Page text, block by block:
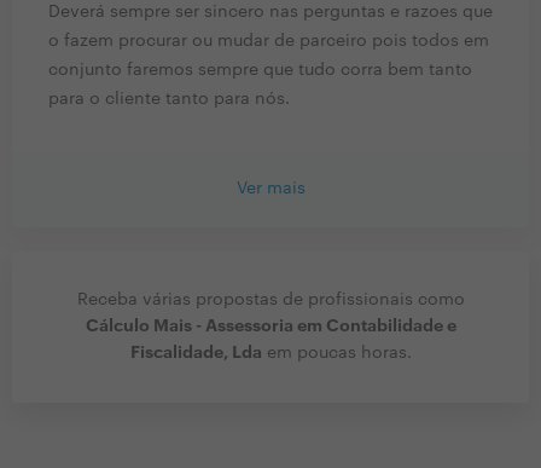
Deverá sempre ser sincero nas perguntas e razoes que
o fazem procurar ou mudar de parceiro pois todos em
conjunto faremos sempre que tudo corra bem tanto
para o cliente tanto para nós.
Ver mais
Receba várias propostas de profissionais como
Cálculo Mais - Assessoria em Contabilidade e
Fiscalidade, Lda em poucas horas.